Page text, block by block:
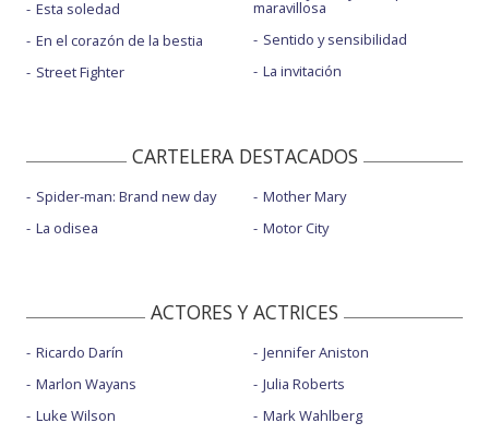
Esta soledad
En el corazón de la bestia
Street Fighter
maravillosa
Sentido y sensibilidad
La invitación
CARTELERA DESTACADOS
Spider-man: Brand new day
La odisea
Mother Mary
Motor City
ACTORES Y ACTRICES
Ricardo Darín
Marlon Wayans
Luke Wilson
Jennifer Aniston
Julia Roberts
Mark Wahlberg